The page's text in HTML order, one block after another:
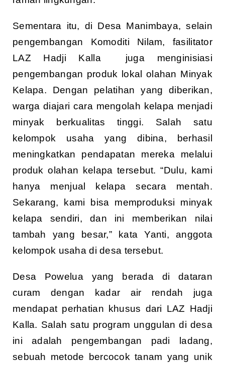
Sementara itu, di Desa Manimbaya, selain
pengembangan Komoditi Nilam, fasilitator
LAZ Hadji Kalla juga menginisiasi
pengembangan produk lokal olahan Minyak
Kelapa. Dengan pelatihan yang diberikan,
warga diajari cara mengolah kelapa menjadi
minyak berkualitas tinggi. Salah satu
kelompok usaha yang dibina, berhasil
meningkatkan pendapatan mereka melalui
produk olahan kelapa tersebut. “Dulu, kami
hanya menjual kelapa secara mentah.
Sekarang, kami bisa memproduksi minyak
kelapa sendiri, dan ini memberikan nilai
tambah yang besar,” kata Yanti, anggota
kelompok usaha di desa tersebut.
Desa Powelua yang berada di dataran
curam dengan kadar air rendah juga
mendapat perhatian khusus dari LAZ Hadji
Kalla. Salah satu program unggulan di desa
ini adalah pengembangan padi ladang,
sebuah metode bercocok tanam yang unik